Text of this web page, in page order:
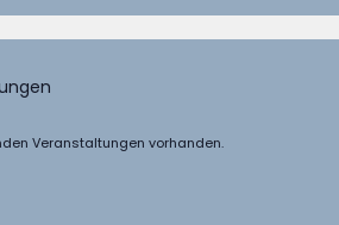
Veranstaltungen vorhanden.